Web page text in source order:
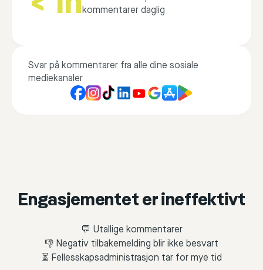
kommentarer daglig
Svar på kommentarer fra alle dine sosiale
mediekanaler
Engasjementet er ineffektivt
💬 Utallige kommentarer
👎 Negativ tilbakemelding blir ikke besvart
⏳ Fellesskapsadministrasjon tar for mye tid